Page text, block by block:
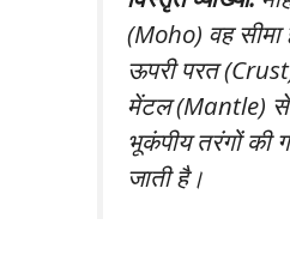
(Moho) वह सीमा
ऊपरी परत
मेंटल (Mantle)
भूकंपीय तरंगों की
जाती है।